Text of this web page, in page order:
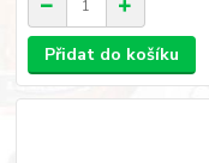
Přidat do košíku